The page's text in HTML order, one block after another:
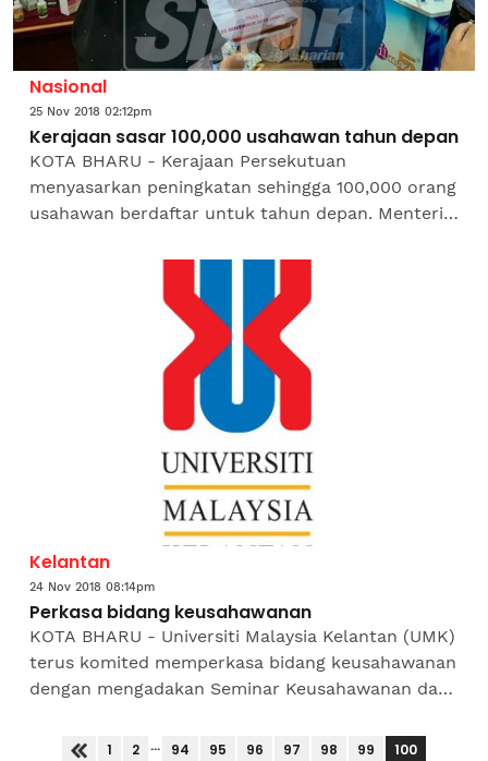
Nasional
25 Nov 2018 02:12pm
Kerajaan sasar 100,000 usahawan tahun depan
KOTA BHARU - Kerajaan Persekutuan
menyasarkan peningkatan sehingga 100,000 orang
usahawan berdaftar untuk tahun depan. Menteri
Harun berkata, sehingga...
Kelantan
24 Nov 2018 08:14pm
Perkasa bidang keusahawanan
KOTA BHARU - Universiti Malaysia Kelantan (UMK)
terus komited memperkasa bidang keusahawanan
dengan mengadakan Seminar Keusahawanan dan
hari ini.Naib...
1 2 ... 94 95 96 97 98 99 100